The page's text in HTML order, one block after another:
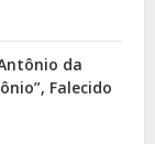
da
Falecido